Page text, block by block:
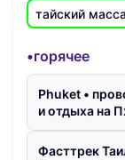
тайский
•горячее
Phuket •
и отдыха на
Фасттрек